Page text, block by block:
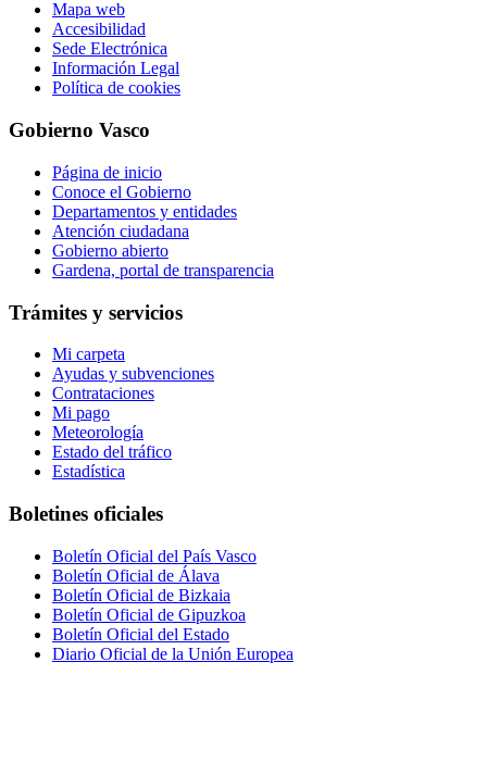
Mapa web
Accesibilidad
Sede Electrónica
Información Legal
Política de cookies
Gobierno Vasco
Página de inicio
Conoce el Gobierno
Departamentos y entidades
Atención ciudadana
Gobierno abierto
Gardena, portal de transparencia
Trámites y servicios
Mi carpeta
Ayudas y subvenciones
Contrataciones
Mi pago
Meteorología
Estado del tráfico
Estadística
Boletines oficiales
Boletín Oficial del País Vasco
Boletín Oficial de Álava
Boletín Oficial de Bizkaia
Boletín Oficial de Gipuzkoa
Boletín Oficial del Estado
Diario Oficial de la Unión Europea